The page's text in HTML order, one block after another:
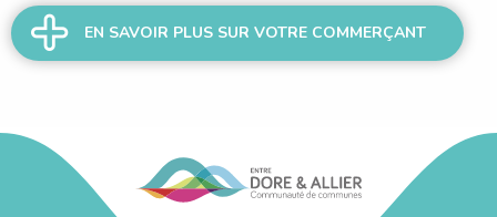
EN SAVOIR PLUS SUR VOTRE COMMERÇANT